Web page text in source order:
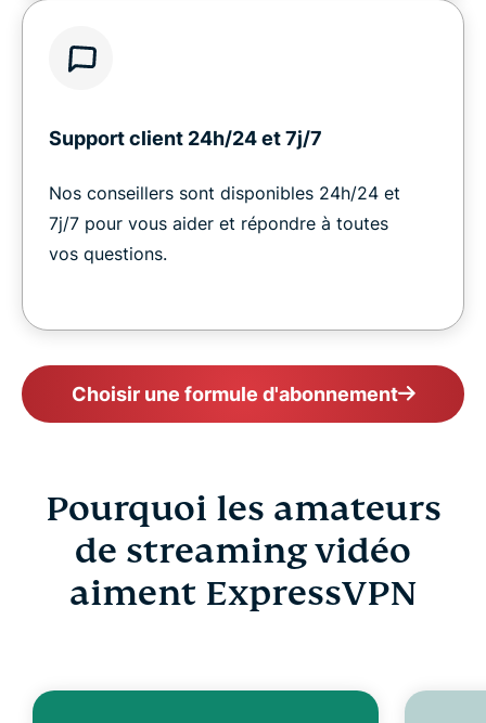
Support client 24h/24 et 7j/7
Nos conseillers sont disponibles 24h/24 et
7j/7 pour vous aider et répondre à toutes
vos questions.
Choisir une formule d'abonnement
Pourquoi les amateurs
de streaming vidéo
aiment ExpressVPN